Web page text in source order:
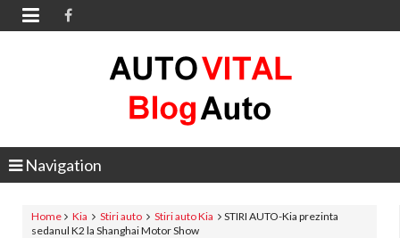

Navigation
Home Kia Stiri auto Stiri auto Kia
STIRI AUTO-Kia prezinta
sedanul K2 la Shanghai Motor Show